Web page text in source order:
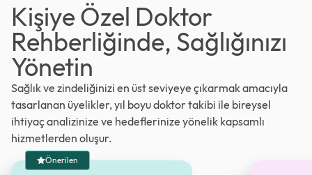
Kişiye Özel Doktor
Rehberliğinde, Sağlığınızı
Yönetin
Sağlık ve zindeliğinizi en üst seviyeye çıkarmak amacıyla
tasarlanan üyelikler, yıl boyu doktor takibi ile bireysel
ihtiyaç analizinize ve hedeflerinize yönelik kapsamlı
hizmetlerden oluşur.
Önerilen